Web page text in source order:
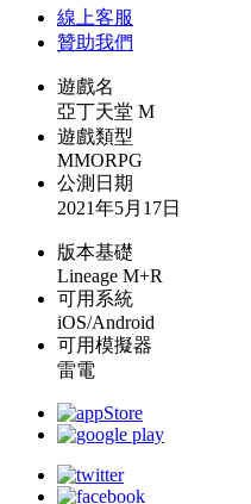
線上客服
贊助我們
遊戲名
亞丁天堂 M
遊戲類型
MMORPG
公測日期
2021年5月17日
版本基礎
Lineage M+R
可用系統
iOS/Android
可用模擬器
雷電